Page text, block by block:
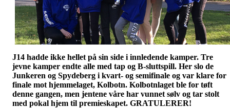
J14 hadde ikke hellet på sin side i innledende kamper. Tre
jevne kamper endte alle med tap og B-sluttspill. Her slo de
Junkeren og Spydeberg i kvart- og semifinale og var klare for
finale mot hjemmelaget, Kolbotn. Kolbotnlaget ble for tøft
denne gangen, men jentene våre har vunnet sølv og tar stolt
med pokal hjem til premieskapet. GRATULERER!